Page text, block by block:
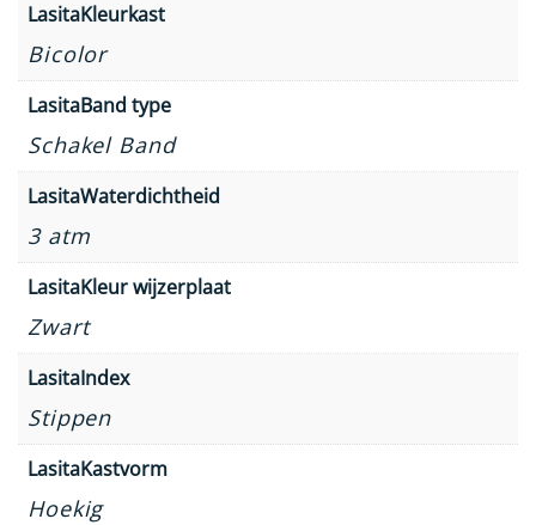
LasitaKleurkast
Bicolor
LasitaBand type
Schakel Band
LasitaWaterdichtheid
3 atm
LasitaKleur wijzerplaat
Zwart
LasitaIndex
Stippen
LasitaKastvorm
Hoekig